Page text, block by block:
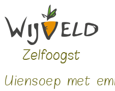
Overslaan en naar de
U bent hier
Uiensoep met